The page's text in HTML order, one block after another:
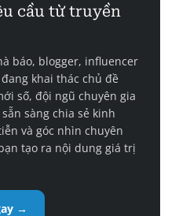
cầu từ truyền
báo, blogger, influencer
khai thác chủ đề
số, đội ngũ chuyên gia
sàng chia sẻ kinh
và góc nhìn chuyên
tạo ra nội dung giá trị
→